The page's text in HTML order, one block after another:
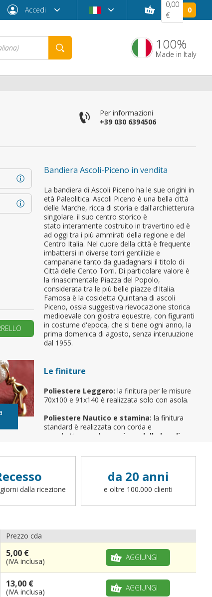
Accedi
ordine?
UN NUOVO ACCOUNT
0,00
€
0
100%
Made in Italy
Per informazioni
+39 030 6394506
Bandiera Ascoli-Piceno in vendita
La bandiera di Ascoli Piceno ha le sue origini in
età Paleolitica. Ascoli Piceno è una bella città
delle Marche, ricca di storia e dall'archietterura
singolare. il suo centro storico è
stato interamente costruito in travertino ed è
ad oggi tra i più ammirati della regione e del
Centro Italia. Nel cuore della città è frequente
imbattersi in diverse torri gentilizie e
campanarie tanto da guadagnarsi il titolo di
Città delle Cento Torri. Di particolare valore è
la rinascimentale Piazza del Popolo,
considerata tra le più belle piazze d'Italia.
Famosa è la cosidetta Quintana di ascoli
Piceno, ossia suggestiva rievocazione storica
medioevale con giostra equestre, con figuranti
in costume d'epoca, che si tiene ogni anno, la
prima domenica di agosto, senza interuuzione
dal 1955.
Le finiture
Poliestere Leggero: la finitura per le misure
70x100 e 91x140 è realizzata solo con asola.
Poliestere Nautico e stamina: la finitura
standard è realizzata con corda e
moschettone,
ad eccezione delle bandiere
sbandieratore. Per richiedere una finitura
fettucce, ganci o altro, potete scrivere a
dalla ricezione
da 20 anni
e oltre 100.000 clienti
Prezzo cda
5,00 €
(IVA inclusa) AGGIUNGI
13,00 €
(IVA inclusa) AGGIUNGI